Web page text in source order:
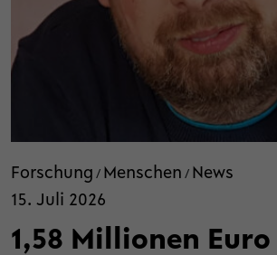
Forschung / Menschen / News
15. Juli 2026
1,58 Millionen Euro